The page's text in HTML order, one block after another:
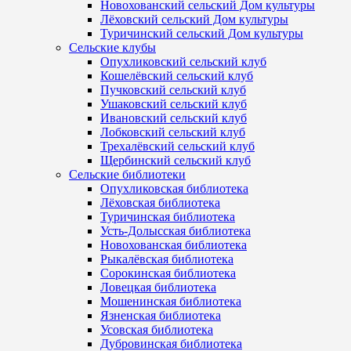
Новохованский сельский Дом культуры
Лёховский сельский Дом культуры
Туричинский сельский Дом культуры
Сельские клубы
Опухликовский сельский клуб
Кошелёвский сельский клуб
Пучковский сельский клуб
Ушаковский сельский клуб
Ивановский сельский клуб
Лобковский сельский клуб
Трехалёвский сельский клуб
Щербинский сельский клуб
Сельские библиотеки
Опухликовская библиотека
Лёховская библиотека
Туричинская библиотека
Усть-Долысская библиотека
Новохованская библиотека
Рыкалёвская библиотека
Сорокинская библиотека
Ловецкая библиотека
Мошенинская библиотека
Язненская библиотека
Усовская библиотека
Дубровинская библиотека